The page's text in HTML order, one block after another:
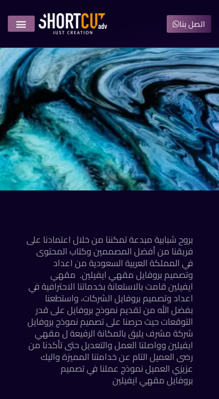
اتصل بنا
بروح شبابية مبدعة تمكننا من خلال اعتمادنا على
فريقنا من أفضل المصممين وكتاب المحتوى
في المملكة العربية السعودية من اعداد
وتصميم بروفايل مقهي ايفيلين. مقهي
ايفيلين قامت بالاستعانة بخدماتنا الاحترافية في
اعداد وتصميم بروفايل الشركات، واستطعنا
بفضل الله من تقديم نموذج بروفايل على قدر
التوقعات حيث حرصنا على تصميم نموذج بروفايل
شركة مشرف يليق بالمكانة الرفيعة ل مقهي
ايفيلين وواصلنا العمل والتعديل حتى تأكدنا من
رضى العميل التام عن خدامتنا المميزة واليك
عزيزي العميل نموذج عملنا في تصميم
بروفايل مقهي ايفيلين